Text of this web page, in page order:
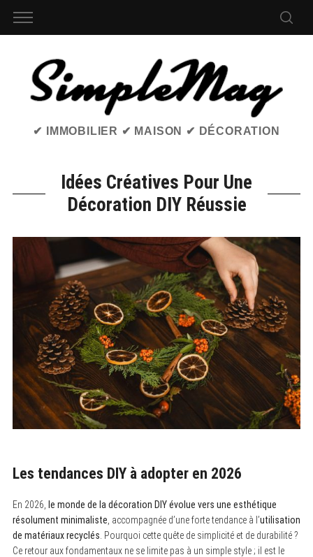
✔ IMMOBILIER ✔ MAISON ✔ DÉCORATION
Idées Créatives Pour Une
Décoration DIY Réussie
Les tendances DIY à adopter en 2026
En 2026,
le monde de la décoration DIY évolue vers une esthétique
résolument minimaliste , accompagnée d’une forte tendance à l’utilisation
de matériaux recyclés . Pourquoi cette quête de simplicité et de durabilité ?
Ce retour aux fondamentaux ne se limite pas à un simple style ; il est le